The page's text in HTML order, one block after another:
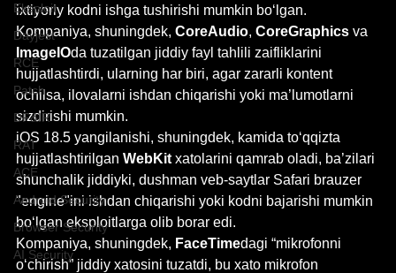
Eksploit
Dayjest
RCE
Patch
DF&IR
RAT
ACE
Android Security
Browser Security
AI Security
ixtiyoriy kodni ishga tushirishi mumkin boʻlgan.
Kompaniya, shuningdek, CoreAudio, CoreGraphics va
ImageIOda tuzatilgan jiddiy fayl tahlili zaifliklarini
hujjatlashtirdi, ularning har biri, agar zararli kontent
ochilsa, ilovalarni ishdan chiqarishi yoki ma’lumotlarni
sizdirishi mumkin.
iOS 18.5 yangilanishi, shuningdek, kamida toʻqqizta
hujjatlashtirilgan WebKit xatolarini qamrab oladi, ba’zilari
shunchalik jiddiyki, dushman veb-saytlar Safari brauzer
"engine"ini ishdan chiqarishi yoki kodni bajarishi mumkin
bo‘lgan eksploitlarga olib borar edi.
Kompaniya, shuningdek, FaceTimedagi “mikrofonni
o‘chirish” jiddiy xatosini tuzatdi, bu xato mikrofon